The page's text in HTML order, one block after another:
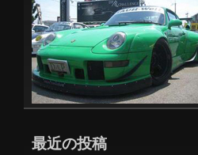
最近の投稿